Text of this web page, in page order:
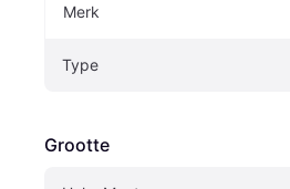
Merk
Type
Grootte